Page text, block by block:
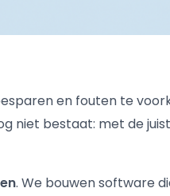
en fouten te
niet bestaat: met de
. We bouwen software